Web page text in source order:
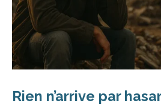
Rien n’arrive par